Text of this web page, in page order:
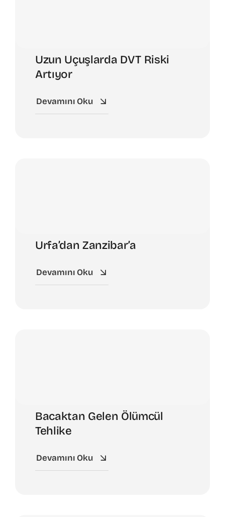
Uzun Uçuşlarda DVT Riski
Artıyor
Devamını Oku
Urfa’dan Zanzibar’a
Devamını Oku
Bacaktan Gelen Ölümcül
Tehlike
Devamını Oku